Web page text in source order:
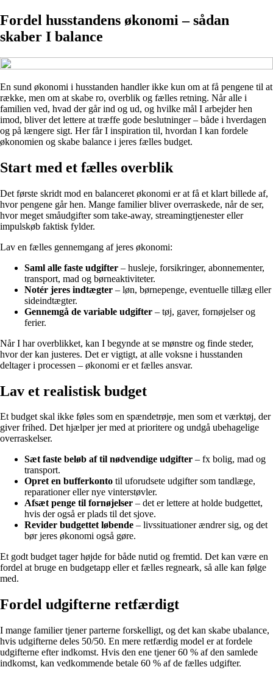
Fordel husstandens økonomi – sådan
skaber I balance
En sund økonomi i husstanden handler ikke kun om at få pengene til at
række, men om at skabe ro, overblik og fælles retning. Når alle i
familien ved, hvad der går ind og ud, og hvilke mål I arbejder hen
imod, bliver det lettere at træffe gode beslutninger – både i hverdagen
og på længere sigt. Her får I inspiration til, hvordan I kan fordele
økonomien og skabe balance i jeres fælles budget.
Start med et fælles overblik
Det første skridt mod en balanceret økonomi er at få et klart billede af,
hvor pengene går hen. Mange familier bliver overraskede, når de ser,
hvor meget småudgifter som take-away, streamingtjenester eller
impulskøb faktisk fylder.
Lav en fælles gennemgang af jeres økonomi:
Saml alle faste udgifter – husleje, forsikringer, abonnementer,
transport, mad og børneaktiviteter.
Notér jeres indtægter – løn, børnepenge, eventuelle tillæg eller
sideindtægter.
Gennemgå de variable udgifter – tøj, gaver, fornøjelser og
ferier.
Når I har overblikket, kan I begynde at se mønstre og finde steder,
hvor der kan justeres. Det er vigtigt, at alle voksne i husstanden
deltager i processen – økonomi er et fælles ansvar.
Lav et realistisk budget
Et budget skal ikke føles som en spændetrøje, men som et værktøj, der
giver frihed. Det hjælper jer med at prioritere og undgå ubehagelige
overraskelser.
Sæt faste beløb af til nødvendige udgifter – fx bolig, mad og
transport.
Opret en bufferkonto til uforudsete udgifter som tandlæge,
reparationer eller nye vinterstøvler.
Afsæt penge til fornøjelser – det er lettere at holde budgettet,
hvis der også er plads til det sjove.
Revider budgettet løbende – livssituationer ændrer sig, og det
bør jeres økonomi også gøre.
Et godt budget tager højde for både nutid og fremtid. Det kan være en
fordel at bruge en budgetapp eller et fælles regneark, så alle kan følge
med.
Fordel udgifterne retfærdigt
I mange familier tjener parterne forskelligt, og det kan skabe ubalance,
hvis udgifterne deles 50/50. En mere retfærdig model er at fordele
udgifterne efter indkomst. Hvis den ene tjener 60 % af den samlede
indkomst, kan vedkommende betale 60 % af de fælles udgifter.